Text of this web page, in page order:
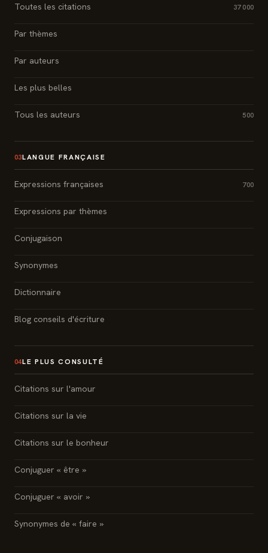
Toutes les citations 37 000
Par thèmes
Par auteurs
Les plus belles
Tous les auteurs 500
03LANGUE FRANÇAISE
Expressions françaises 700
Expressions par thèmes
Conjugaison
Synonymes
Dictionnaire
Blog conseils d'écriture
04LE PLUS CONSULTÉ
Citations sur l'amour
Citations sur la vie
Citations sur le bonheur
Conjuguer « être »
Conjuguer « avoir »
Synonymes de « faire »